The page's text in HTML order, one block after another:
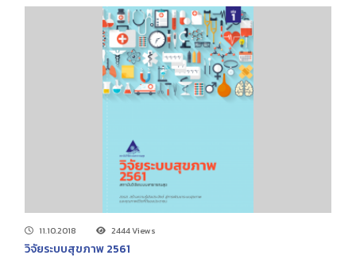
11.10.2018 2444 Views
วิจัยระบบสุขภาพ 2561